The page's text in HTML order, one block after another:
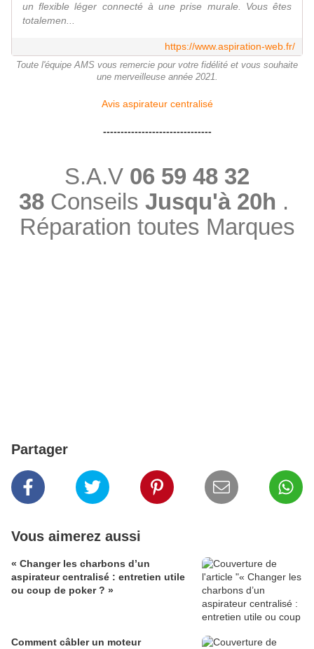
un flexible léger connecté à une prise murale. Vous êtes
totalemen...
https://www.aspiration-web.fr/
Toute l'équipe AMS vous remercie pour votre fidélité et vous souhaite
une merveilleuse année 2021.
Avis aspirateur centralisé
-------------------------------
S.A.V 06 59 48 32
38 Conseils Jusqu'à 20h .
Réparation toutes Marques
Partager
Vous aimerez aussi
« Changer les charbons d’un
aspirateur centralisé : entretien utile
ou coup de poker ? »
Comment câbler un moteur